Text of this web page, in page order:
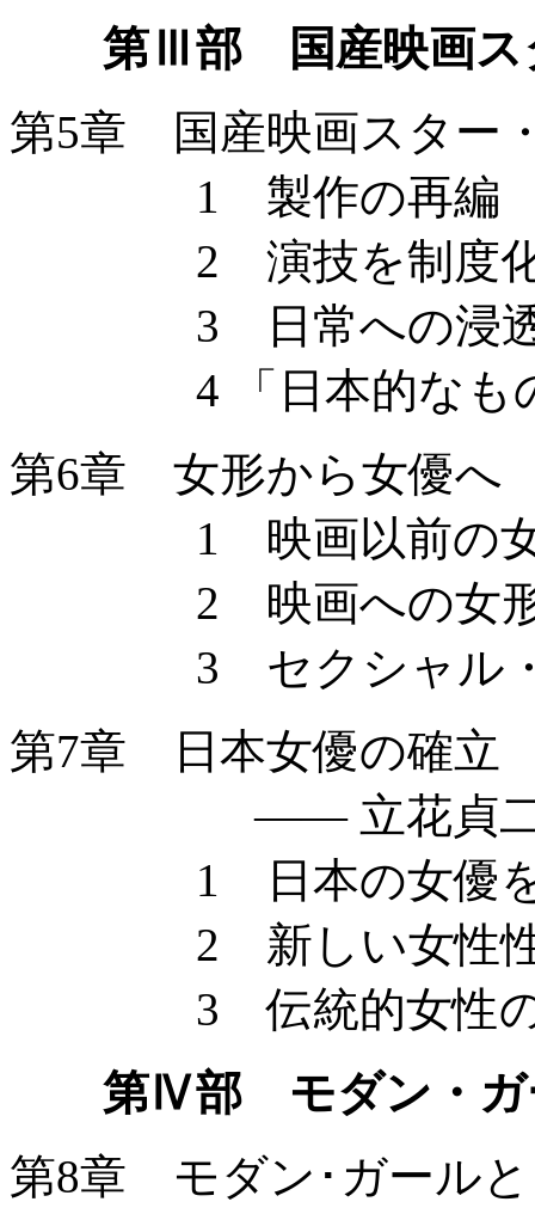
第Ⅲ部 国産映画ス
第5章 国産映画スター
1 製作の再編
2 演技を制度化
3 日常への浸
4 「日本的なもの
第6章 女形から女優へ
1 映画以前の女
2 映画への女形
3 セクシャル・イ
第7章 日本女優の確立
—— 立花貞二郎
1 日本の女優を
2 新しい女性性
3 伝統的女性の
第Ⅳ部 モダン・ガ
第8章 モダン･ガール